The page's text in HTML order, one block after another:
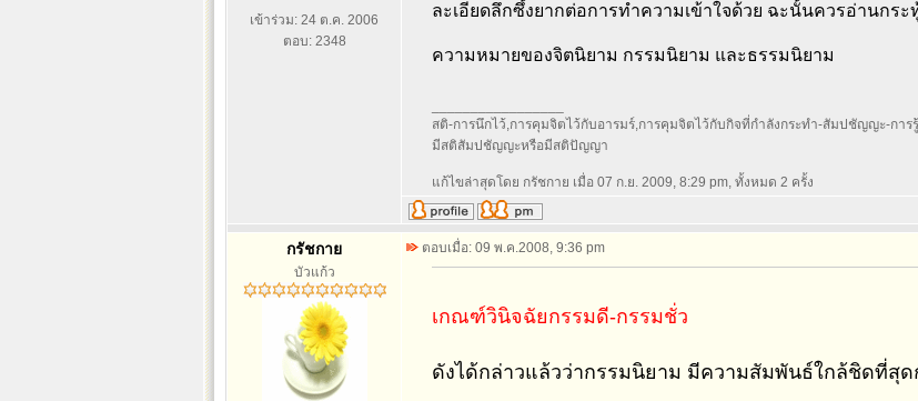
เข้าร่วม: 24 ต.ค. 2006
ตอบ: 2348
ละเอียดลึกซึ้งยากต่อการทำความเข้าใจด้วย ฉะนั้นควรอ่านกระ
ความหมายของจิตนิยาม กรรมนิยาม และธรรมนิยาม
สติ-การนึกไว้,การคุมจิตไว้กับอารมร์,การคุมจิตไว้กับกิจที่กำลังกระทำ-สัมปชัญญะ-การ
มีสติสัมปชัญญะหรือมีสติปัญญา
แก้ไขล่าสุดโดย กรัชกาย เมื่อ 07 ก.ย. 2009, 8:29 pm, ทั้งหมด 2 ครั้ง
กรัชกาย
บัวแก้ว
ตอบเมื่อ: 09 พ.ค.2008, 9:36 pm
เกณฑ์วินิจฉัยกรรมดี-กรรมชั่ว
ดังได้กล่าวแล้วว่ากรรมนิยาม มีความสัมพันธ์ใกล้ชิดที่สุ